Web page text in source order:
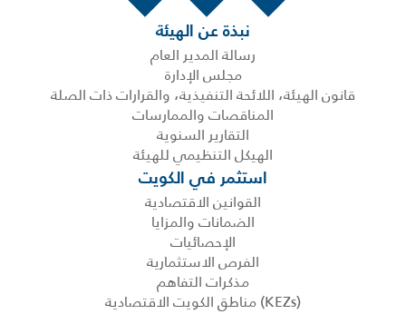
نبذة عن الهيئة
رسالة المدير العام
مجلس الإدارة
قانون الهيئة، اللائحة التنفيذية، والقرارات ذات الصلة
المناقصات والممارسات
التقارير السنوية
الهيكل التنظيمي للهيئة
استثمر في الكويت
القوانين الاقتصادية
الضمانات والمزايا
الإحصائيات
الفرص الاستثمارية
مذكرات التفاهم
(KEZs) مناطق الكويت الاقتصادية